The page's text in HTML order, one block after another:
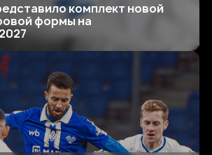
комплект новой
формы на